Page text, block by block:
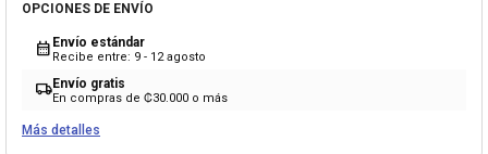
OPCIONES DE ENVÍO
calendar_month Envío estándar
Recibe entre: 9 - 12 agosto
local_shippingEnvío gratis
En compras de ₡30.000 o más
Más detalles